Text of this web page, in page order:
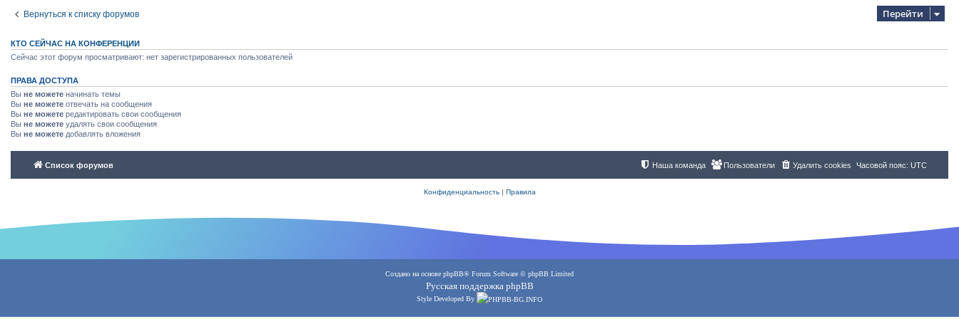
Вернуться к списку форумов Перейти
КТО СЕЙЧАС НА КОНФЕРЕНЦИИ
Сейчас этот форум просматривают: нет зарегистрированных пользователей
ПРАВА ДОСТУПА
Вы не можете начинать темы
Вы не можете отвечать на сообщения
Вы не можете редактировать свои сообщения
Вы не можете удалять свои сообщения
Вы не можете добавлять вложения
Список форумов Часовой пояс: UTC
Удалить cookies
Пользователи
Наша команда
Конфиденциальность| Правила
Создано на основе phpBB® Forum Software © phpBB Limited
Русская поддержка phpBB
Style Developed By PHPBB-BG.INFO